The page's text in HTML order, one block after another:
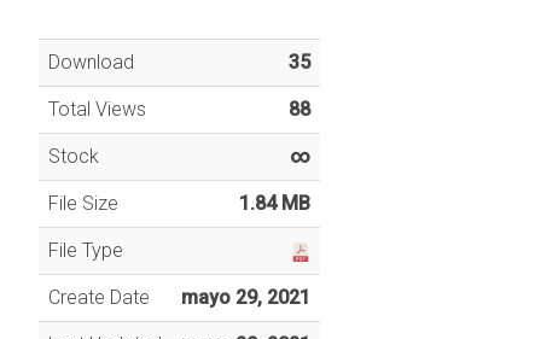
Download 35
Total Views 88
Stock ∞
File Size 1.84 MB
File Type
Create Date mayo 29, 2021